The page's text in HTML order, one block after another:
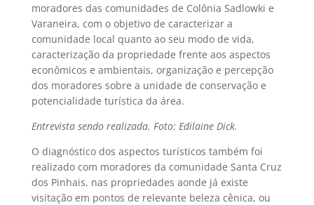
moradores das comunidades de Colônia Sadlowki e
Varaneira, com o objetivo de caracterizar a
comunidade local quanto ao seu modo de vida,
caracterização da propriedade frente aos aspectos
econômicos e ambientais, organização e percepção
dos moradores sobre a unidade de conservação e
potencialidade turística da área.
Entrevista sendo realizada. Foto: Edilaine Dick.
O diagnóstico dos aspectos turísticos também foi
realizado com moradores da comunidade Santa Cruz
dos Pinhais, nas propriedades aonde já existe
visitação em pontos de relevante beleza cênica, ou